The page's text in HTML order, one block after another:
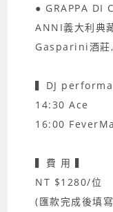
● GRAPPA DI
ANNI義大利典
Gasparini酒莊
▍DJ
14:30 Ace
16:00
▍費 用 ▍
NT $1280/位
(匯款完成後填